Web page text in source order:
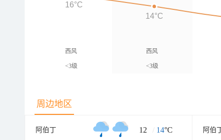
西风
<3级
西风
<3级
16°C
14°C
周边地区
阿伯丁 12 / 14°C 阿伯